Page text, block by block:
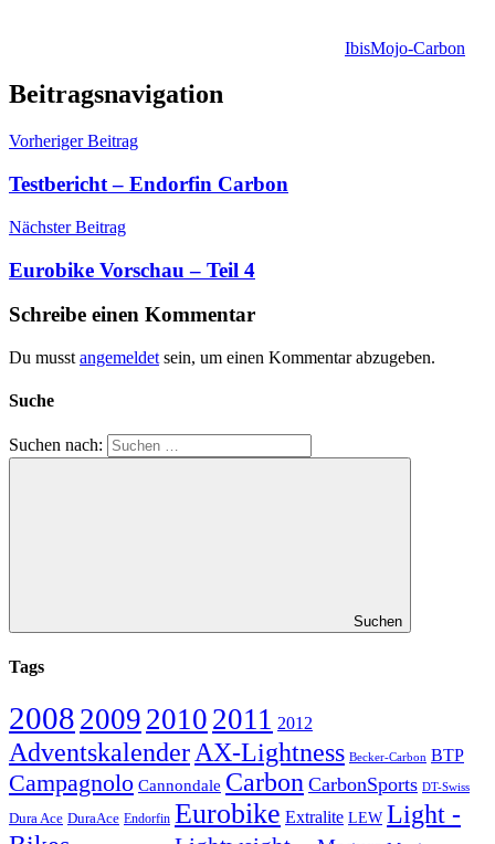
IbisMojo-Carbon
Beitragsnavigation
Vorheriger Beitrag
Testbericht – Endorfin Carbon
Nächster Beitrag
Eurobike Vorschau – Teil 4
Schreibe einen Kommentar
Du musst angemeldet sein, um einen Kommentar abzugeben.
Suche
Suchen nach:
Suchen
Tags
2008 2009 2010 2011 2012
Adventskalender AX-Lightness Becker-Carbon BTP
Campagnolo Cannondale Carbon CarbonSports DT-Swiss
Dura Ace DuraAce Endorfin Eurobike Extralite LEW Light -